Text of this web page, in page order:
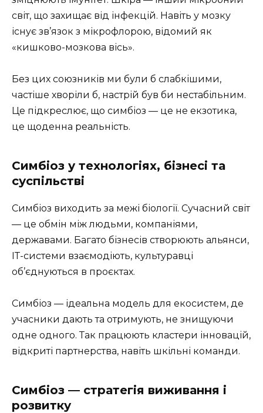
світ, що захищає від інфекцій. Навіть у мозку
існує зв’язок з мікрофлорою, відомий як
«кишково-мозкова вісь».
Без цих союзників ми були б слабкішими,
частіше хворіли б, настрій був би нестабільним.
Це підкреслює, що симбіоз — це не екзотика,
це щоденна реальність.
Симбіоз у технологіях, бізнесі та
суспільстві
Симбіоз виходить за межі біології. Сучасний світ
— це обмін між людьми, компаніями,
державами. Багато бізнесів створюють альянси,
ІТ-системи взаємодіють, культуравці
об’єднуються в проєктах.
Симбіоз — ідеальна модель для екосистем, де
учасники дають та отримують, не знищуючи
одне одного. Так працюють кластери інновацій,
відкриті партнерства, навіть шкільні команди.
Симбіоз — стратегія виживання і
розвитку